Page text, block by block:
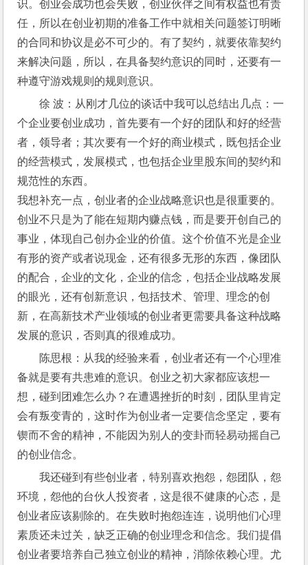
识。创业会成功也会失败，创业伙伴之间有权益也有责
任，所以在创业初期的准备工作中就相关问题签订明晰
的合同和协议是必不可少的。有了契约，就要依靠契约
来解决问题，所以，在具备契约意识的同时，还要有一
种遵守游戏规则的规则意识。
徐 波：从刚才几位的谈话中我可以总结出几点：一
个企业要创业成功，首先要有一个好的团队和好的经营
者，领导者；其次要有一个好的商业模式，既包括企业
的经营模式，发展模式，也包括企业里股东间的契约和
规范性的东西。
我想补充一点，创业者的企业战略意识也是很重要的。
创业不只是为了能在短期内赚点钱，而是要开创自己的
事业，体现自己创办企业的价值。这个价值不光是企业
有形的资产或者说现金，还有很多无形的东西，像团队
的配合，企业的文化，企业的信念，包括企业战略发展
的眼光，还有创新意识，包括技术、管理、理念的创
新，在高新技术产业领域的创业者更需要具备这种战略
发展的意识，否则真的很难成功。
陈思根：从我的经验来看，创业者还有一个心理准
备就是要有共患难的意识。创业之初大家都应该想一
想，碰到团难怎么办？在遭遇挫折的时刻，团队里肯定
会有叛变青的，这时作为创业者一定要信念坚定，要有
锲而不舍的精神，不能因为别人的变卦而轻易动摇自己
的创业信念。
我还碰到有些创业者，特别喜欢抱怨，怨团队，怨
环境，怨他的台伙人投资者，这是很不健康的心态，是
创业者应该剔除的。在失败时抱怨连连，说明他们心理
素质还未过关，缺乏正确的创业理念和信念。我们提倡
创业者要培养自己独立创业的精神，消除依赖心理。尤